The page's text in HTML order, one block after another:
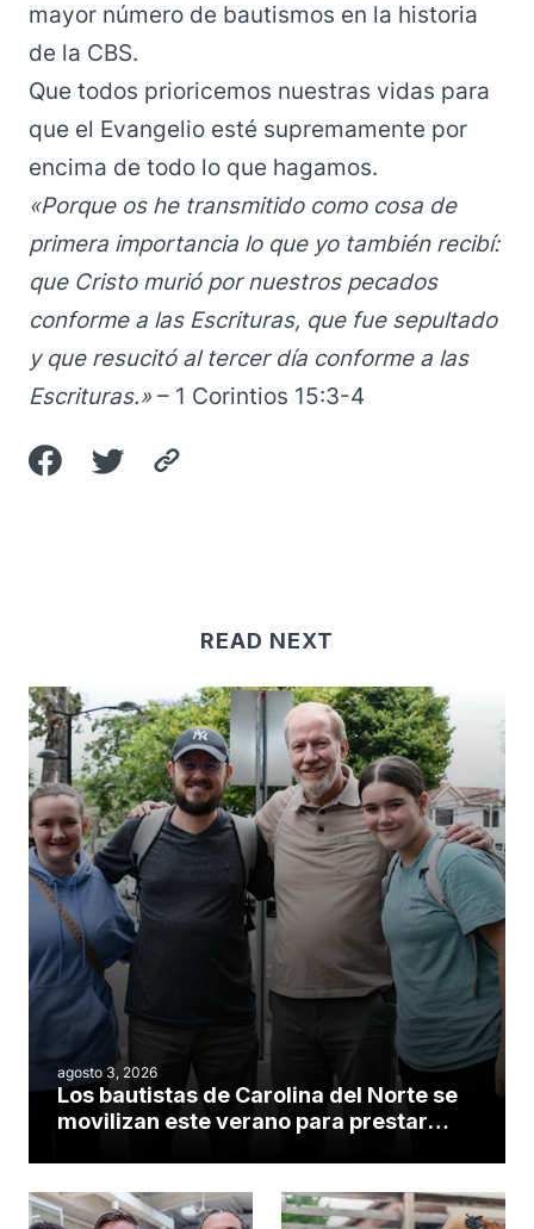
mayor número de bautismos en la historia
de la CBS.
Que todos prioricemos nuestras vidas para
que el Evangelio esté supremamente por
encima de todo lo que hagamos.
«Porque os he transmitido como cosa de
primera importancia lo que yo también recibí:
que Cristo murió por nuestros pecados
conforme a las Escrituras, que fue sepultado
y que resucitó al tercer día conforme a las
Escrituras.» – 1 Corintios 15:3-4
READ NEXT
agosto 3, 2026
Los bautistas de Carolina del Norte se
movilizan este verano para prestar